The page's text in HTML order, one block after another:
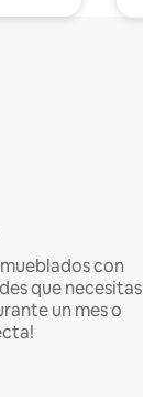
con
que necesitas
un mes o